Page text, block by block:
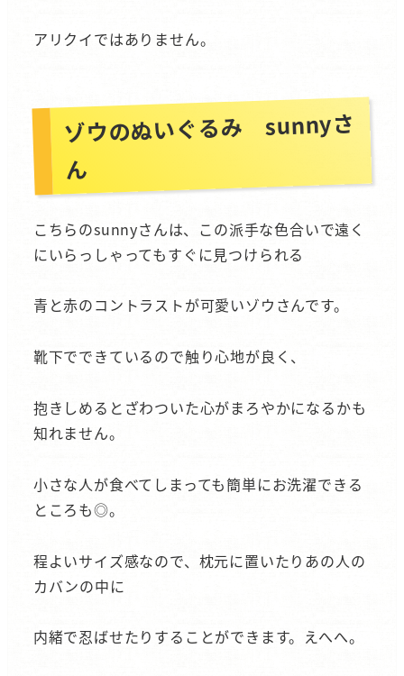
アリクイではありません。
ゾウのぬいぐるみ sunnyさ
ん
こちらのsunnyさんは、この派手な色合いで遠く
にいらっしゃってもすぐに見つけられる
青と赤のコントラストが可愛いゾウさんです。
靴下でできているので触り心地が良く、
抱きしめるとざわついた心がまろやかになるかも
知れません。
小さな人が食べてしまっても簡単にお洗濯できる
ところも◎。
程よいサイズ感なので、枕元に置いたりあの人の
カバンの中に
内緒で忍ばせたりすることができます。えへへ。